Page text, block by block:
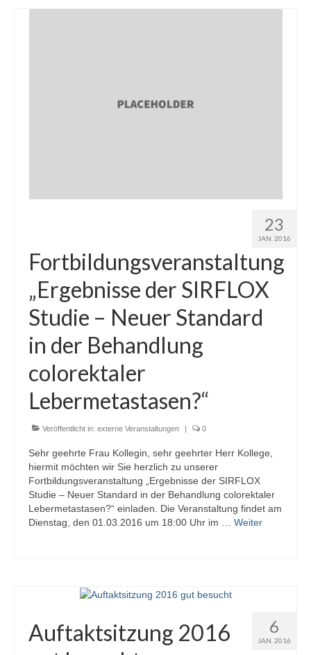
23
JAN. 2016
Fortbildungsveranstaltung
„Ergebnisse der SIRFLOX
Studie – Neuer Standard
in der Behandlung
colorektaler
Lebermetastasen?“
Veröffentlicht in: externe Veranstaltungen | 0
Sehr geehrte Frau Kollegin, sehr geehrter Herr Kollege,
hiermit möchten wir Sie herzlich zu unserer
Fortbildungsveranstaltung „Ergebnisse der SIRFLOX
Studie – Neuer Standard in der Behandlung colorektaler
Lebermetastasen?“ einladen. Die Veranstaltung findet am
Dienstag, den 01.03.2016 um 18:00 Uhr im … Weiter
6
JAN. 2016
Auftaktsitzung 2016